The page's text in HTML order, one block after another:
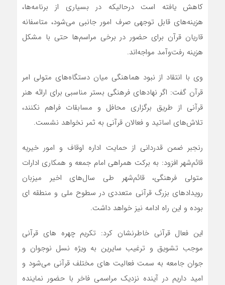
کاهش یافته است درحالیکه در بسیاری از برنامه‌ها،
هزینه‌های قابل توجهی صرف امور جانبی می‌شود، متاسفانه
قاریان قرآن برای حضور در برخی مراسم‌ها حتی با مشکل
هزینه رفت‌و‌آمد مواجه‌اند.
وی با انتقاد از نبود هماهنگی میان دستگاه‌های متولی امر
قرآن گفت: اگر نهادهای فرهنگی بستر مناسبی برای ارائه هنر
قرآنی از طریق برگزاری محافل و مسابقات فراهم نکنند،
تلاش‌های اساتید و فعالان قرآنی به ثمر نخواهد نشست.
رنجبر ضمن قدردانی از حمایت اداره اوقاف و امور خیریه
قائم‌شهر افزود: به برکت همراهی امام جمعه و همکاری ادارات
متولی فرهنگی، قائم‌شهر طی سال‌های اخیر میزبان
رویدادهای بزرگ قرآنی متعددی در سطوح ملی و منطقه ای
بوده و این راه ادامه نیز خواهد داشت.
این فعال قرآنی خاطرنشان کرد: تکریم چهره های قرآنی
موجب تشویق و ترغیب سایرین به ویژه نسل نوجوان و
جوان جامعه به سمت فعالیت های مختلف قرآنی می‌شود و
امید داریم در آینده نزدیک مراسمی فاخر با حضور نماینده